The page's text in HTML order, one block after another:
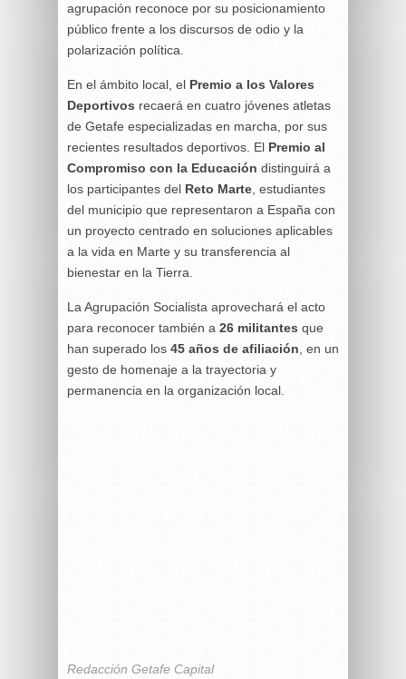
agrupación reconoce por su posicionamiento
público frente a los discursos de odio y la
polarización política.
En el ámbito local, el Premio a los Valores
Deportivos recaerá en cuatro jóvenes atletas
de Getafe especializadas en marcha, por sus
recientes resultados deportivos. El Premio al
Compromiso con la Educación distinguirá a
los participantes del Reto Marte, estudiantes
del municipio que representaron a España con
un proyecto centrado en soluciones aplicables
a la vida en Marte y su transferencia al
bienestar en la Tierra.
La Agrupación Socialista aprovechará el acto
para reconocer también a 26 militantes que
han superado los 45 años de afiliación, en un
gesto de homenaje a la trayectoria y
permanencia en la organización local.
Redacción Getafe Capital